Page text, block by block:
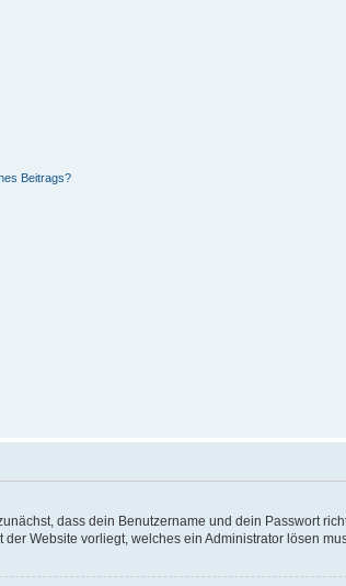
Beitrags?
dass dein Benutzername und dein Passwort
Website vorliegt, welches ein Administrator lösen